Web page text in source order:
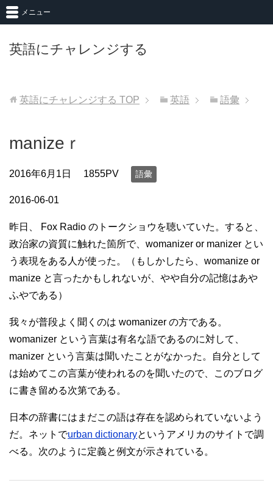
英語にチャレンジする
メニュー
英語にチャレンジする TOP 英語 語彙
manizeｒ
2016年6月1日 1855PV 語彙
2016-06-01
昨日、 Fox Radio のトークショウを聴いていた。すると、
政治家の資質に触れた箇所で、womanizer or manizer とい
う表現をある人が使った。（もしかしたら、womanize or
manize と言ったかもしれないが、やや自分の記憶はあや
ふやである）
我々が普段よく聞くのは womanizer の方である。
womanizer という言葉は有名な語であるのに対して、
manizer という言葉は聞いたことがなかった。自分として
は始めてこの言葉が使われるのを聞いたので、このブログ
に書き留める次第である。
日本の辞書にはまだこの語は存在を認められていないよう
だ。ネットでurban dictionaryというアメリカのサイトで調
べる。次のように定義と例文が示されている。